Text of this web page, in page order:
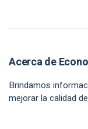
Acerca de
Brindamos
mejorar la calidad